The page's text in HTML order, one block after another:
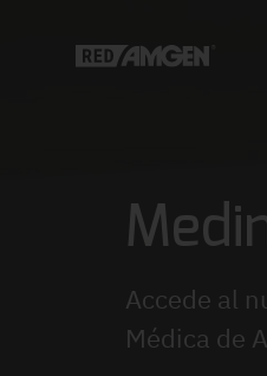
Accede al
Médica de